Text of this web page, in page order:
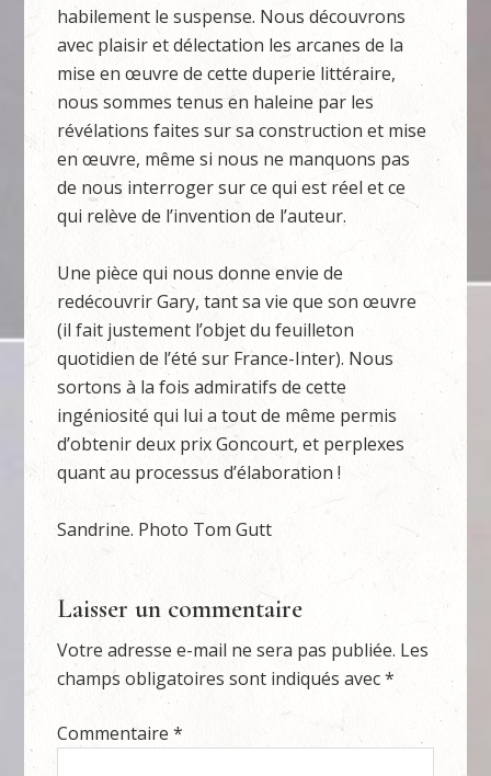
habilement le suspense. Nous découvrons
avec plaisir et délectation les arcanes de la
mise en œuvre de cette duperie littéraire,
nous sommes tenus en haleine par les
révélations faites sur sa construction et mise
en œuvre, même si nous ne manquons pas
de nous interroger sur ce qui est réel et ce
qui relève de l’invention de l’auteur.
Une pièce qui nous donne envie de
redécouvrir Gary, tant sa vie que son œuvre
(il fait justement l’objet du feuilleton
quotidien de l’été sur France-Inter). Nous
sortons à la fois admiratifs de cette
ingéniosité qui lui a tout de même permis
d’obtenir deux prix Goncourt, et perplexes
quant au processus d’élaboration !
Sandrine. Photo Tom Gutt
Laisser un commentaire
Votre adresse e-mail ne sera pas publiée. Les
champs obligatoires sont indiqués avec*
Commentaire*